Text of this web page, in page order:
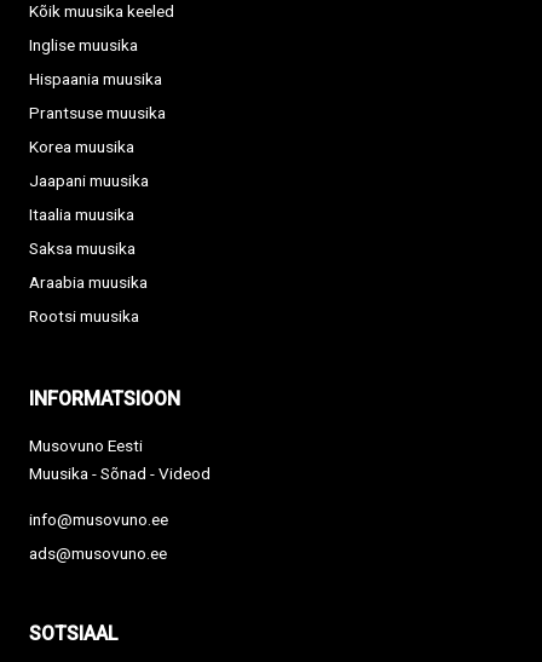
Kõik muusika keeled
Inglise muusika
Hispaania muusika
Prantsuse muusika
Korea muusika
Jaapani muusika
Itaalia muusika
Saksa muusika
Araabia muusika
Rootsi muusika
INFORMATSIOON
Musovuno Eesti
Muusika - Sõnad - Videod
info@musovuno.ee
ads@musovuno.ee
SOTSIAAL